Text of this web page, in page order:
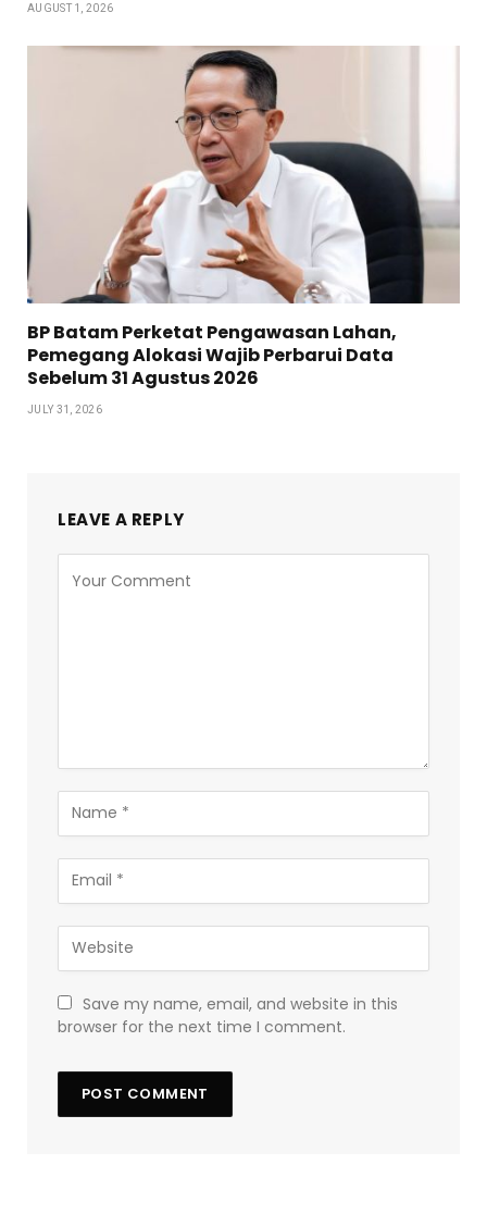
AUGUST 1, 2026
BP Batam Perketat Pengawasan Lahan,
Pemegang Alokasi Wajib Perbarui Data
Sebelum 31 Agustus 2026
JULY 31, 2026
LEAVE A REPLY
Save my name, email, and website in this
browser for the next time I comment.